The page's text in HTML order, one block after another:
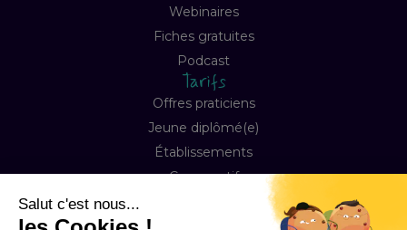
Webinaires
Fiches gratuites
Podcast
Tarifs
Offres praticiens
Jeune diplômé(e)
Établissements
Comparatif